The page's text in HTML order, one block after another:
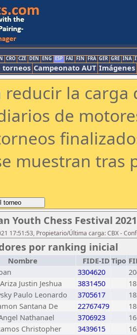
CRO CZE DEN ENG ESP FAI FIN FRA GER GRE INA
torneos Campeonato AUT Imágenes
reducir la
de
muestran tras
Youth Chess Festival
17:51:53, Propietario/Última carga: CBX -
por ranking inicial
Nombre FIDE-ID Tipo
3304620
Justin Jeshua 3831450
Paulo Leonardo 3705617
Santana De 22767479
Nathanael 3706923
Christopher 3439615